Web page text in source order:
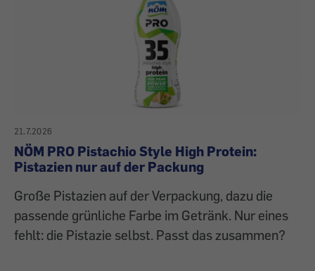
21.7.2026
NÖM PRO Pistachio Style High Protein:
Pistazien nur auf der Packung
Große Pistazien auf der Verpackung, dazu die
passende grünliche Farbe im Getränk. Nur eines
fehlt: die Pistazie selbst. Passt das zusammen?